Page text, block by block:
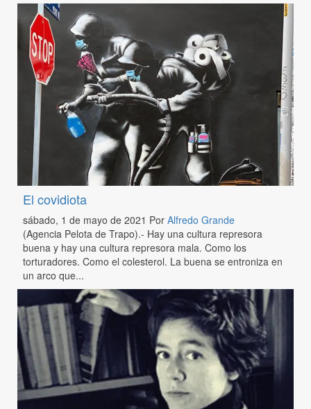
El covidiota
sábado, 1 de mayo de 2021 Por Alfredo Grande
(Agencia Pelota de Trapo).- Hay una cultura represora
buena y hay una cultura represora mala. Como los
torturadores. Como el colesterol. La buena se entroniza en
un arco que...